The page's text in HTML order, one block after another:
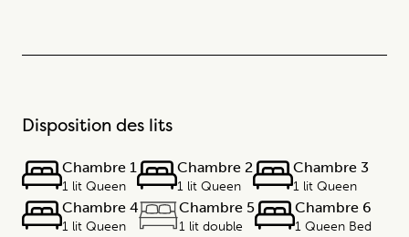
Disposition des lits
Chambre 1
1 lit Queen
Chambre 2
1 lit Queen
Chambre 3
1 lit Queen
Chambre 4
1 lit Queen
Chambre 5
1 lit double
Chambre 6
1 Queen Bed